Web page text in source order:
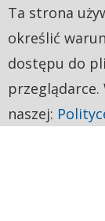
Ta strona
określić
dostępu do
naszej: